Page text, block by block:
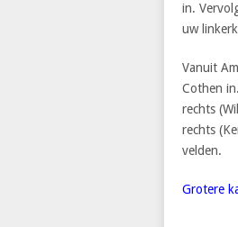
in.
uw
Vanuit
Cothen
rechts
rechts
velden.
Grotere